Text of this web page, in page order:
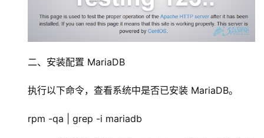
二、安装配置 MariaDB
执行以下命令，查看系统中是否已安装 MariaDB。
rpm -qa | grep -i mariadb